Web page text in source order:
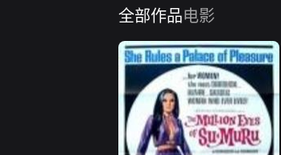
全部作品电影